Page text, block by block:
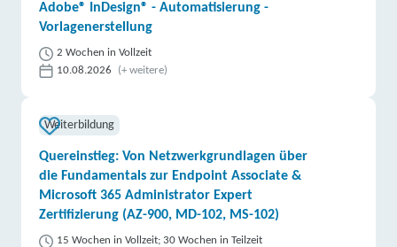
Adobe® InDesign® - Automatisierung -
Vorlagenerstellung
2 Wochen in Vollzeit
10.08.2026
(+ weitere)
Weiterbildung
Quereinstieg: Von Netzwerkgrundlagen über
die Fundamentals zur Endpoint Associate &
Microsoft 365 Administrator Expert
Zertifizierung (AZ-900, MD-102, MS-102)
15 Wochen in Vollzeit; 30 Wochen in Teilzeit